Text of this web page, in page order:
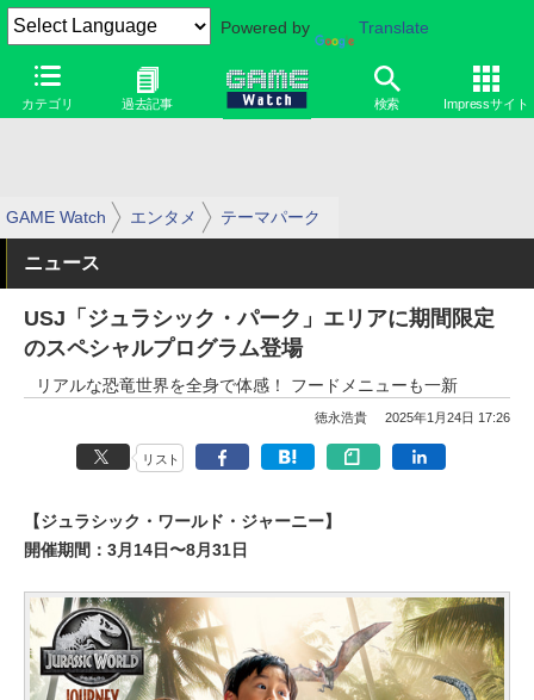
Powered by Translate
カテゴリ 過去記事 検索 Impressサイト
GAME Watch エンタメ テーマパーク
ニュース
USJ「ジュラシック・パーク」エリアに期間限定
のスペシャルプログラム登場
リアルな恐竜世界を全身で体感！ フードメニューも一新
徳永浩貴 2025年1月24日 17:26
リスト
【ジュラシック・ワールド・ジャーニー】
開催期間：3月14日〜8月31日